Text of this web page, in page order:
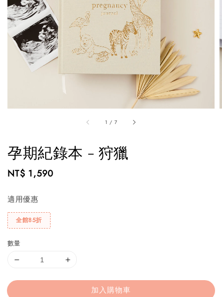
1 / 7
孕期紀錄本 - 狩獵
Regular
NT$ 1,590
適用優惠
全館85折
數量
加入購物車